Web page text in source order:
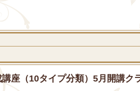
座（10タイプ分類）5月開講ク